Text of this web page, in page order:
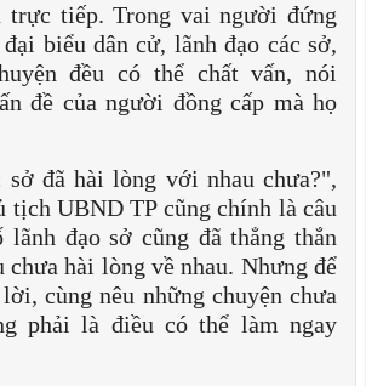
trực tiếp. Trong vai người đứng
biểu dân cử, lãnh đạo các sở,
đều có thể chất vấn, nói
đề của người đồng cấp mà họ
sở đã hài lòng với nhau chưa?",
tịch UBND TP cũng chính là câu
đạo sở cũng đã thẳng thắn
chưa hài lòng về nhau. Nhưng để
cùng nêu những chuyện chưa
phải là điều có thể làm ngay